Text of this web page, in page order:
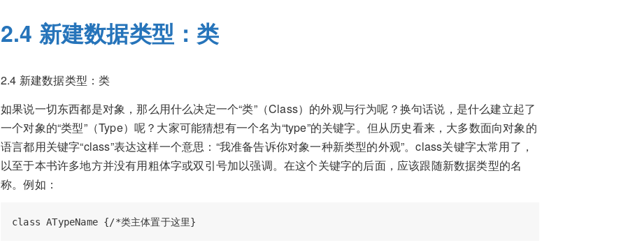
2.4 新建数据类型：类
2.4 新建数据类型：类
如果说一切东西都是对象，那么用什么决定一个“类”（Class）的外观与行为呢？换句话说，是什么建立起了
一个对象的“类型”（Type）呢？大家可能猜想有一个名为“type”的关键字。但从历史看来，大多数面向对象的
语言都用关键字“class”表达这样一个意思：“我准备告诉你对象一种新类型的外观”。class关键字太常用了，
以至于本书许多地方并没有用粗体字或双引号加以强调。在这个关键字的后面，应该跟随新数据类型的名
称。例如：